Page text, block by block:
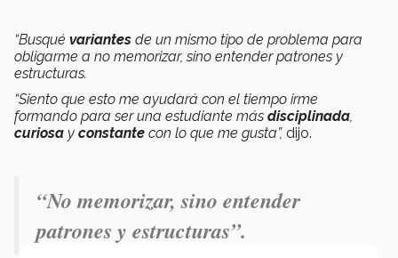
“Busqué variantes de un mismo tipo de problema para
obligarme a no memorizar, sino entender patrones y
estructuras.
“Siento que esto me ayudará con el tiempo irme
formando para ser una estudiante más disciplinada,
curiosa y constante con lo que me gusta”, dijo.
“No memorizar, sino entender
patrones y estructuras”.